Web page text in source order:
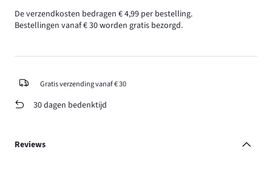
De verzendkosten bedragen € 4,99 per bestelling.
Bestellingen vanaf € 30 worden gratis bezorgd.
Gratis verzending vanaf € 30
30 dagen bedenktijd
Reviews